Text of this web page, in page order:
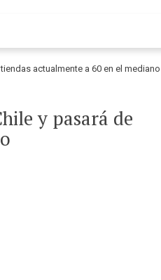
actualmente a 60 en el
y pasará de